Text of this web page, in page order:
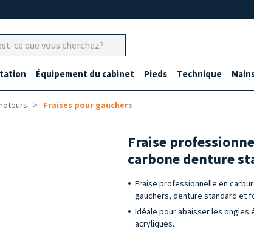
Équipement du cabinet Pieds Technique
Fraises pour gauchers
Fraise
carbone denture
Fraise professionnelle en
gauchers, denture standard et
Idéale pour abaisser les ongles
acryliques.